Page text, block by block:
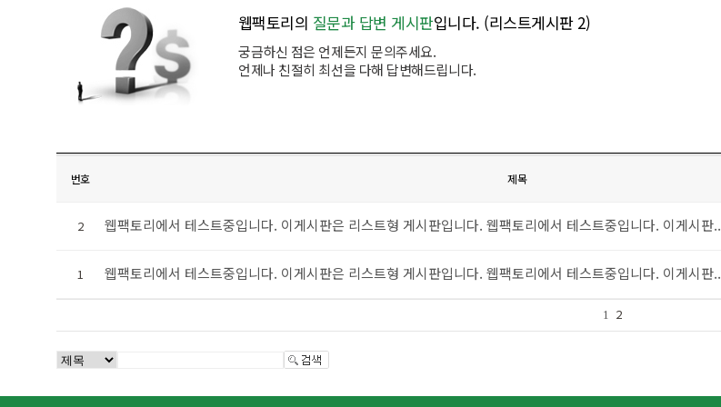
웹팩토리의 질문과 답변 게시판입니다. (리스트게시판 2)
궁금하신 점은 언제든지 문의주세요.
언제나 친절히 최선을 다해 답변해드립니다.
번호 제목
2 웹팩토리에서 테스트중입니다. 이게시판은 리스트형 게시판입니다. 웹팩토리에서 테스트중입니다. 이게시판..
1 웹팩토리에서 테스트중입니다. 이게시판은 리스트형 게시판입니다. 웹팩토리에서 테스트중입니다. 이게시판..
1 2